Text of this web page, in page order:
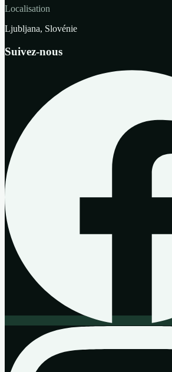
Localisation
Ljubljana, Slovénie
Suivez-nous